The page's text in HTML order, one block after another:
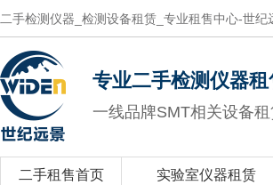
二手检测仪器_检测设备租赁_专业租售中心-世纪
专业二手检测仪器
一线品牌SMT相关设备
二手租售首页 实验室仪器租赁